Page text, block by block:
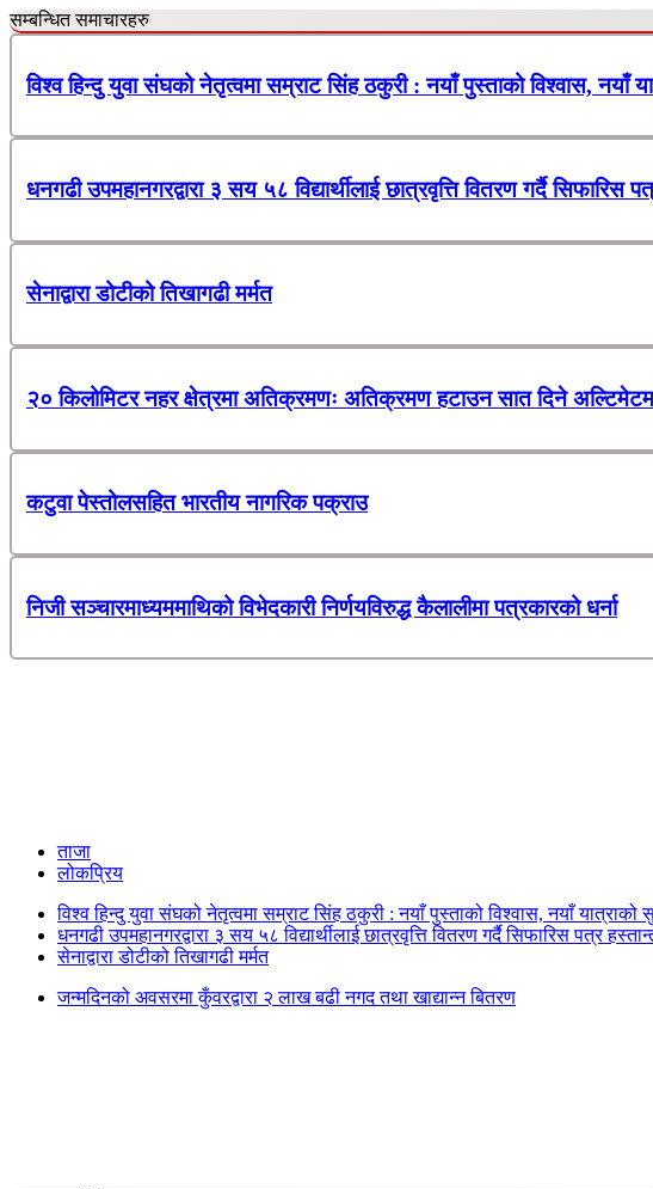
सम्बन्धित समाचारहरु
विश्व हिन्दु युवा संघको नेतृत्वमा सम्राट सिंह ठकुरी : नयाँ पुस्ताको विश्वास, नयाँ
धनगढी उपमहानगरद्वारा ३ सय ५८ विद्यार्थीलाई छात्रवृत्ति वितरण गर्दै सिफारिस
सेनाद्वारा डोटीको तिखागढी मर्मत
२० किलोमिटर नहर क्षेत्रमा अतिक्रमणः अतिक्रमण हटाउन सात दिने अल्टिमेटम
कटुवा पेस्तोलसहित भारतीय नागरिक पक्राउ
निजी सञ्चारमाध्यममाथिको विभेदकारी निर्णयविरुद्ध कैलालीमा पत्रकारको धर्ना
ताजा
लोकप्रिय
विश्व हिन्दु युवा संघको नेतृत्वमा सम्राट सिंह ठकुरी : नयाँ पुस्ताको विश्वास, नयाँ यात्राको
धनगढी उपमहानगरद्वारा ३ सय ५८ विद्यार्थीलाई छात्रवृत्ति वितरण गर्दै सिफारिस पत्र
सेनाद्वारा डोटीको तिखागढी मर्मत
जन्मदिनको अवसरमा कुँवरद्वारा २ लाख बढी नगद तथा खाद्यान्न बितरण